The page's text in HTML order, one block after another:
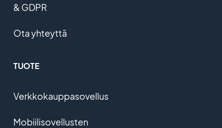
& GDPR
Ota yhteyttä
TUOTE
Verkkokauppasovellus
Mobiilisovellusten